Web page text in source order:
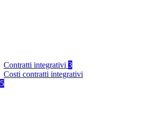
Contratti integrativi 3
Costi contratti integrativi
5